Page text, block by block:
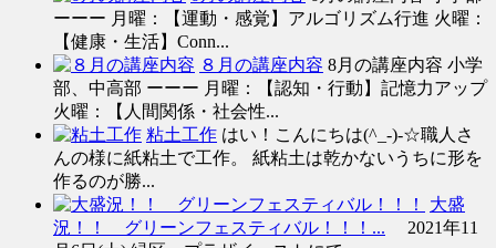
ーーー 月曜：【運動・感覚】アルゴリズム行進 火曜：
【健康・生活】Conn...
８月の講座内容 8月の講座内容 小学
部、中高部 ーーー 月曜：【認知・行動】記憶力アップ
火曜：【人間関係・社会性...
粘土工作 はい！こんにちは(^_-)-☆職人さ
んの様に紙粘土で工作。 紙粘土は乾かないうちに形を
作るのが勝...
大盛
況！！ グリーンフェスティバル！！！...
2021年11